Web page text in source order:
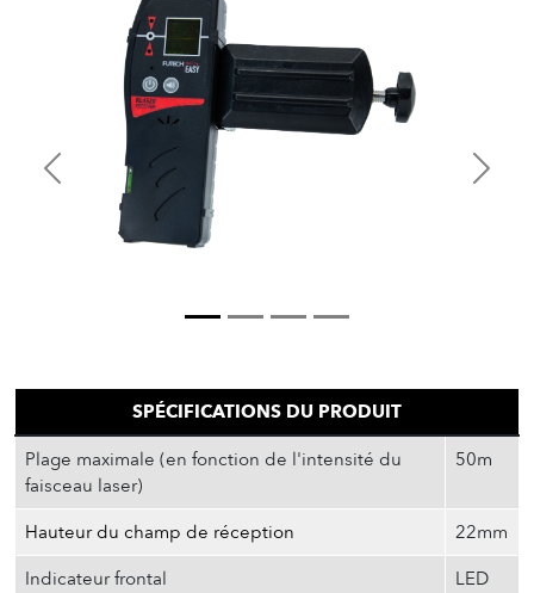
Previous Next
SPÉCIFICATIONS DU PRODUIT
Plage maximale (en fonction de l'intensité du
faisceau laser)
50m
Hauteur du champ de réception
22mm
Indicateur frontal
LED